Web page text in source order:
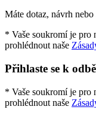
Máte dotaz, návrh
* Vaše soukromí je pro
prohlédnout naše
Přihlaste se k
* Vaše soukromí je pro
prohlédnout naše